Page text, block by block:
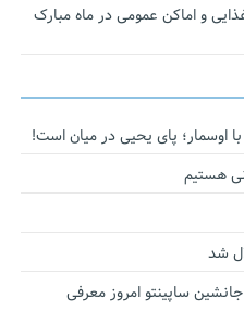
و اماکن عمومی در ماه مبارک
اوسمار؛ پای یحیی در میان است!
هستیم
شد
ساپینتو امروز معرفی